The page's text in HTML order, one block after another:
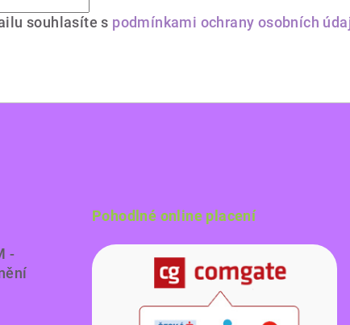
souhlasíte s podmínkami ochrany osobních
-
Pohodlné online placení